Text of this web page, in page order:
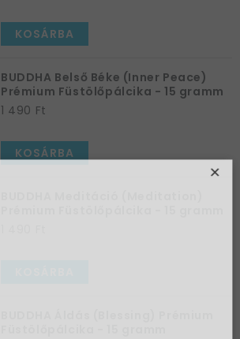
KOSÁRBA
BUDDHA Belső Béke (Inner Peace)
Prémium Füstölőpálcika - 15 gramm
1 490 Ft
KOSÁRBA
×